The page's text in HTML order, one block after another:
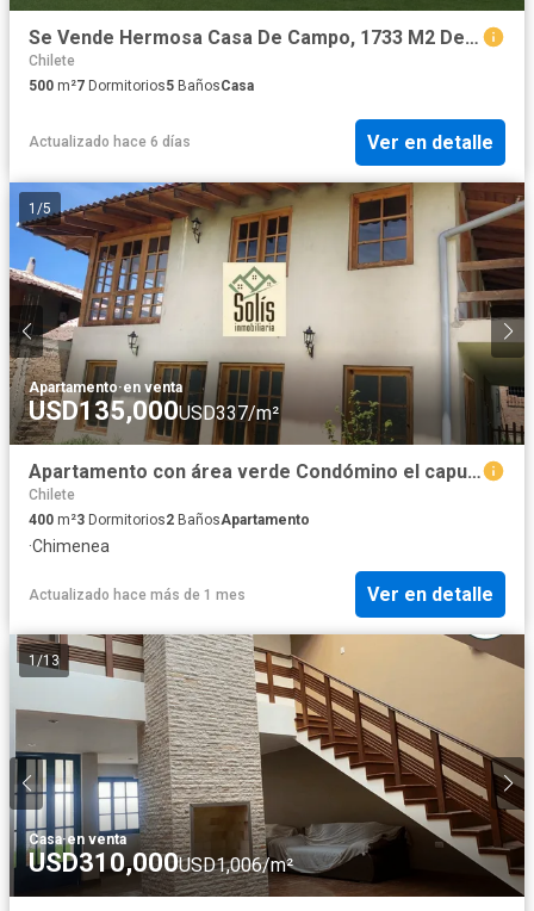
Se Vende Hermosa Casa De Campo, 1733 M2 De Área De Terreno Y 500 M2 De Área Construida, Tartar Grande, Los Baños Del Inca, Cajamarca
Chilete
500 m²7 Dormitorios5 BañosCasa
Actualizado hace 6 días Ver en detalle
1 /5
Apartamento·en venta
USD135,000USD337/m²
Apartamento con área verde Condómino el capuli, baños del Inca
Chilete
400 m²3 Dormitorios2 BañosApartamento
·Chimenea
Actualizado hace más de 1 mes Ver en detalle
1 /13
Casa·en venta
USD310,000USD1,006/m²